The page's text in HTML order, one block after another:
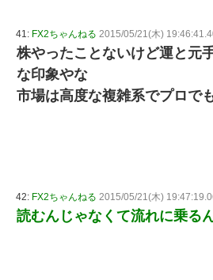
41: FX2ちゃんねる 2015/05/21(木)
株やったことないけど運と元
な印象やな
市場は高度な複雑系でプロで
42: FX2ちゃんねる 2015/05/21(木)
読むんじゃなくて流れに乗る